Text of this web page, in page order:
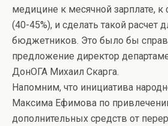
медицине к месячной зарплате, к
(40-45%), и сделать такой расчет
бюджетников. Это было бы
предложение директор
ДонОГА Михаил Скарга.
Напомним, что инициатива
Максима Ефимова по
дополнительных средств от